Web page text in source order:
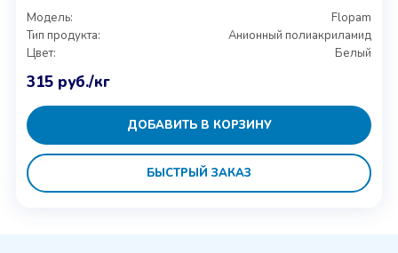
Модель:
Flopam
Тип продукта:
Анионный полиакриламид
Цвет:
Белый
315 руб./кг
ДОБАВИТЬ В КОРЗИНУ
БЫСТРЫЙ ЗАКАЗ